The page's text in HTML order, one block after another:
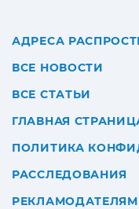
АДРЕСА
ВСЕ НОВОСТИ
ВСЕ СТАТЬИ
ГЛАВНАЯ
ПОЛИТИКА
РАССЛЕДОВАНИЯ
РЕКЛАМОДАТЕЛЯМ